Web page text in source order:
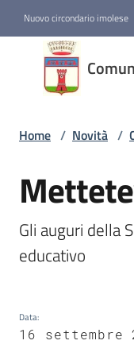
Nuovo circondario imolese
Comune di
Amministrazione
Novità
Menu selezionato
Servizi
Casalfiumanese
Home / Novità /
Salta al contenuto
Gli auguri della
educativo
Data:
16 settembre